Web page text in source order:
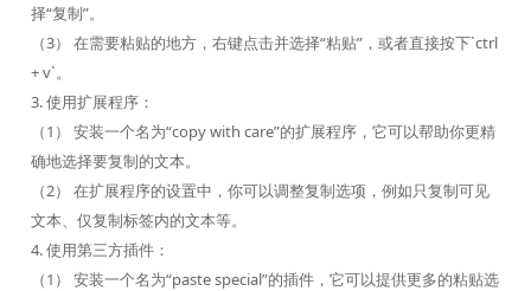
择“复制”。
（3） 在需要粘贴的地方，右键点击并选择“粘贴”，或者直接按下`ctrl
+ v`。
3. 使用扩展程序：
（1） 安装一个名为“copy with care”的扩展程序，它可以帮助你更精
确地选择要复制的文本。
（2） 在扩展程序的设置中，你可以调整复制选项，例如只复制可见
文本、仅复制标签内的文本等。
4. 使用第三方插件：
（1） 安装一个名为“paste special”的插件，它可以提供更多的粘贴选